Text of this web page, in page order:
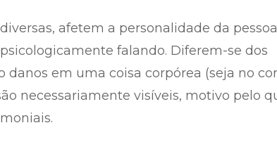
afetem a personalidade da
falando. Diferem-se dos
em uma coisa corpórea (seja no
necessariamente visíveis, motivo pelo